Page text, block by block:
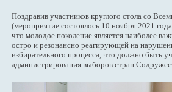
Поздравив участников круглого стола со
(мероприятие состоялось 10 ноября 2021
что молодое поколение является наиболее
остро и резонансно реагирующей на
избирательного процесса, что должно быть
администрирования выборов стран